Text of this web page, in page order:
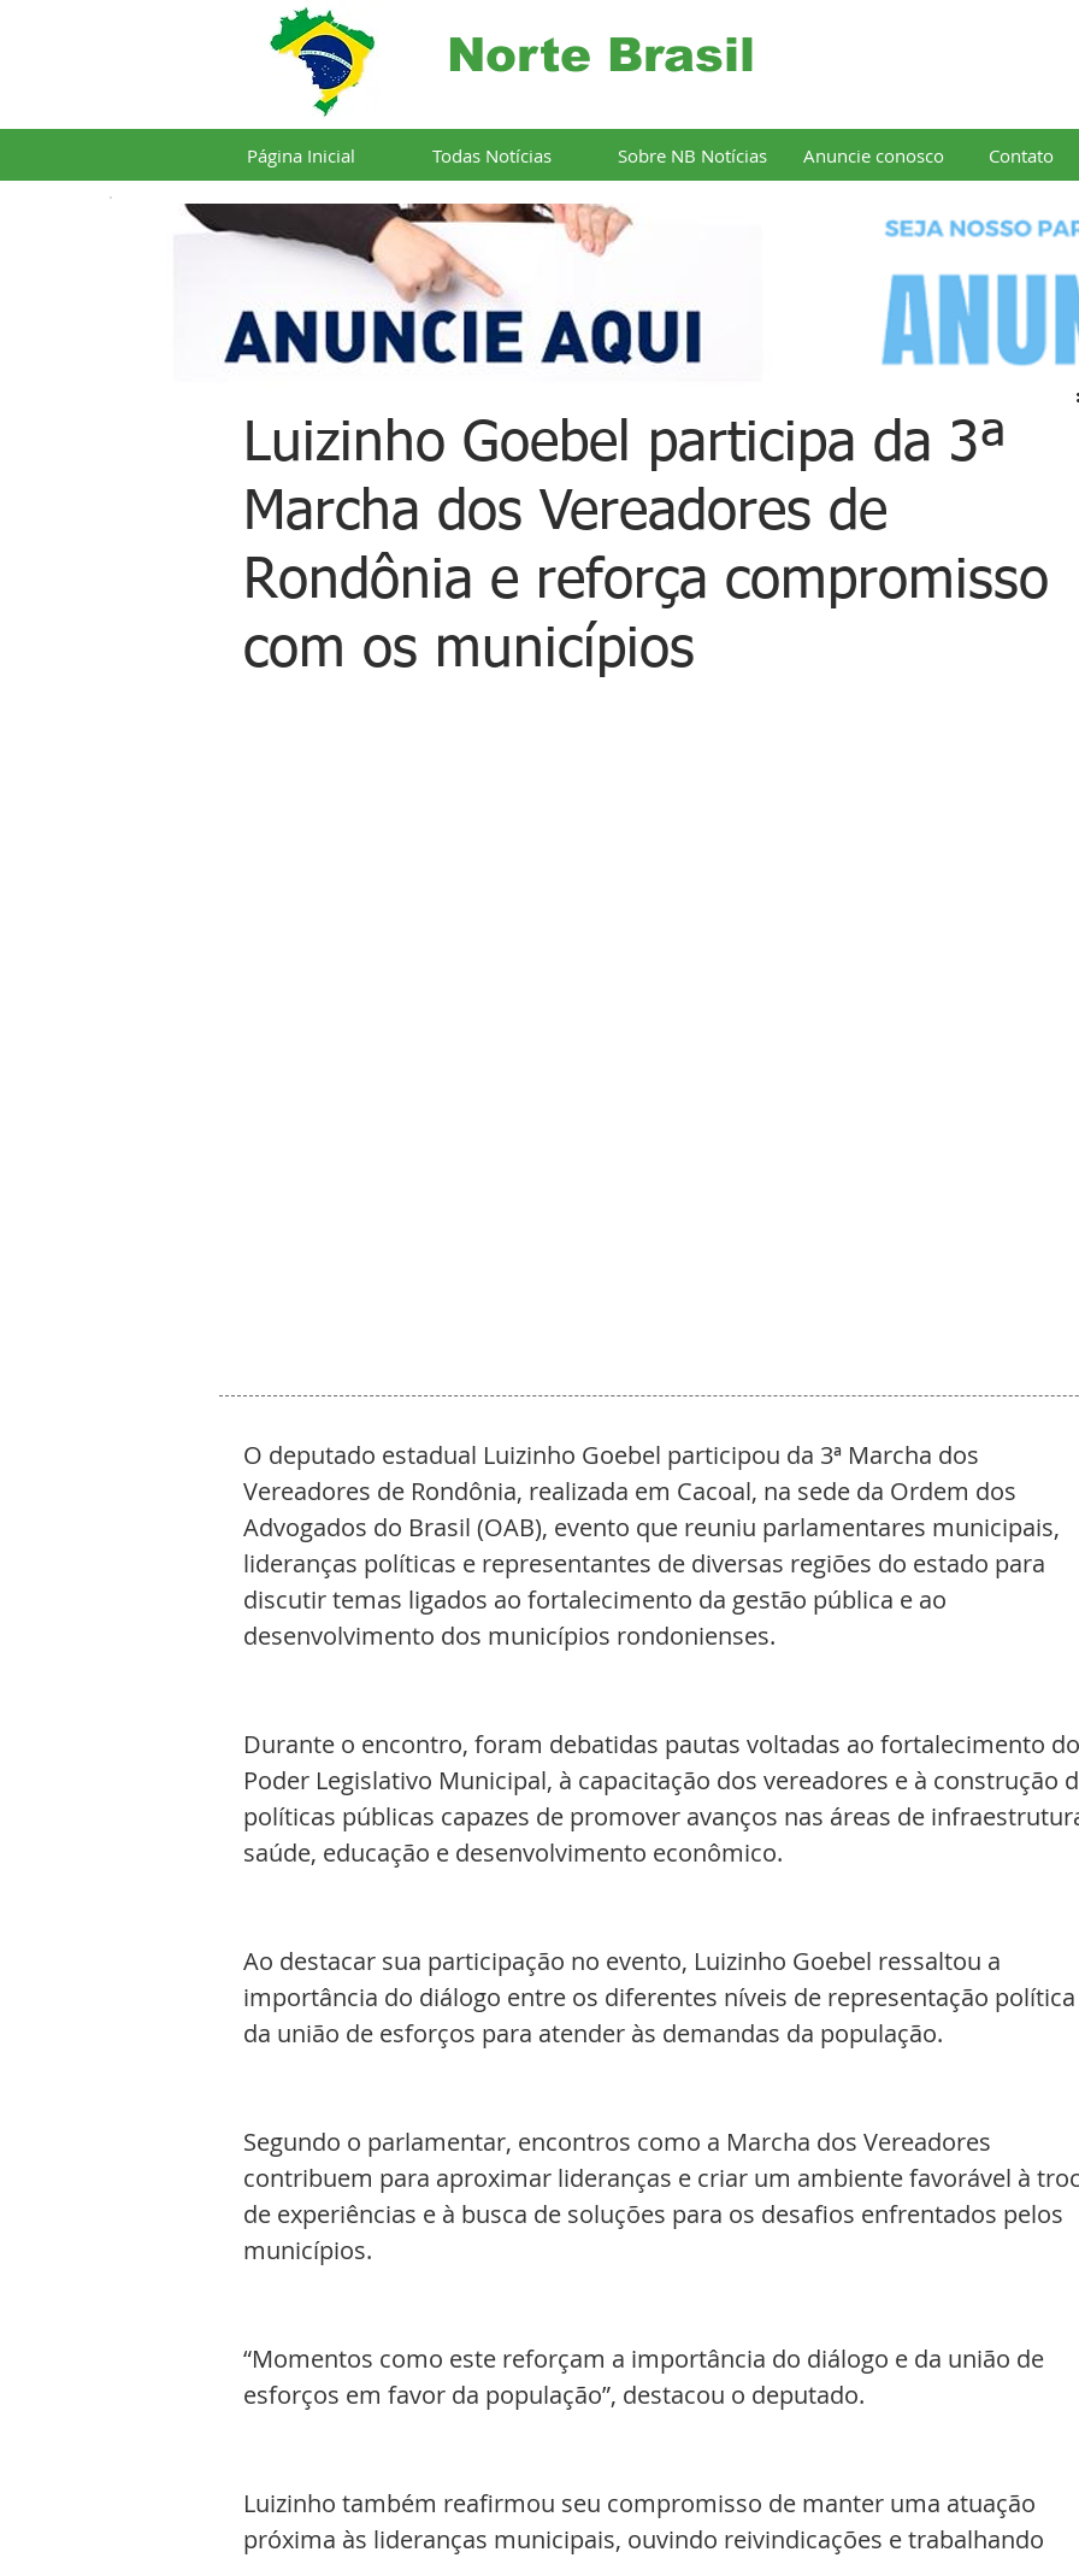
Norte Brasil
Página Inicial Todas Notícias Sobre NB Notícias Anuncie conosco Contato
Luizinho Goebel participa da 3ª
Marcha dos Vereadores de
Rondônia e reforça compromisso
com os municípios
O deputado estadual Luizinho Goebel participou da 3ª Marcha dos
Vereadores de Rondônia, realizada em Cacoal, na sede da Ordem dos
Advogados do Brasil (OAB), evento que reuniu parlamentares municipais,
lideranças políticas e representantes de diversas regiões do estado para
discutir temas ligados ao fortalecimento da gestão pública e ao
desenvolvimento dos municípios rondonienses.
Durante o encontro, foram debatidas pautas voltadas ao fortalecimento
Poder Legislativo Municipal, à capacitação dos vereadores e à construção
políticas públicas capazes de promover avanços nas áreas de
saúde, educação e desenvolvimento econômico.
Ao destacar sua participação no evento, Luizinho Goebel ressaltou a
importância do diálogo entre os diferentes níveis de representação
da união de esforços para atender às demandas da população.
Segundo o parlamentar, encontros como a Marcha dos Vereadores
contribuem para aproximar lideranças e criar um ambiente favorável à
de experiências e à busca de soluções para os desafios enfrentados pelos
municípios.
“Momentos como este reforçam a importância do diálogo e da união de
esforços em favor da população”, destacou o deputado.
Luizinho também reafirmou seu compromisso de manter uma atuação
próxima às lideranças municipais, ouvindo reivindicações e trabalhando